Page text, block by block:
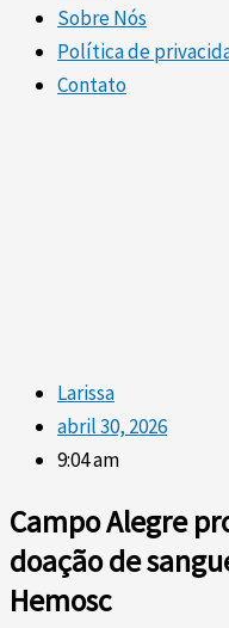
Sobre Nós
Política de
Contato
Larissa
abril 30, 2026
9:04 am
Campo Alegre
doação de
Hemosc